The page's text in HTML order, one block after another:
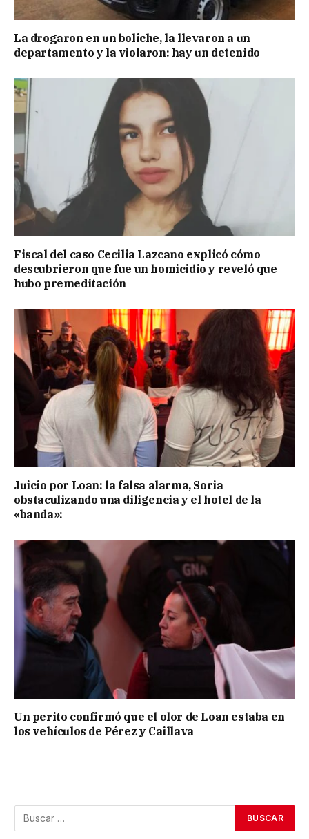
La drogaron en un boliche, la llevaron a un
departamento y la violaron: hay un detenido
Fiscal del caso Cecilia Lazcano explicó cómo
descubrieron que fue un homicidio y reveló que
hubo premeditación
Juicio por Loan: la falsa alarma, Soria
obstaculizando una diligencia y el hotel de la
«banda»:
Un perito confirmó que el olor de Loan estaba en
los vehículos de Pérez y Caillava